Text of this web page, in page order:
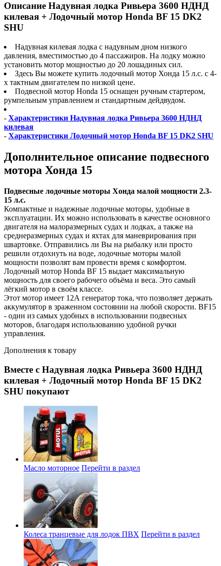
Описание Надувная лодка Ривьера 3600 НДНД
килевая + Лодочный мотор Honda BF 15 DK2
SHU
Надувная килевая лодка с надувным дном низкого
давления, вместимостью до 4 пассажиров. На лодку можно
установить мотор мощностью до 20 лошадиных сил.
Здесь Вы можете купить лодочный мотор Хонда 15 л.с. с 4-
х тактным двигателем по низкой цене.
Подвесной мотор Honda 15 оснащен ручным стартером,
румпельным управлением и стандартным дейдвудом.
- Характеристики Надувная лодка Ривьера 3600 НДНД
килевая
- Характеристики Лодочный мотор Honda BF 15 DK2 SHU
Дополнительное описание подвесного
мотора Хонда 15
Подвесные лодочные моторы Хонда малой мощности 2.3-
15 л.с.
Компактные и надежные лодочные моторы, удобные в
эксплуатации. Их можно использовать в качестве основного
двигателя на малоразмерных судах и лодках, а также на
среднеразмерных судах и яхтах для маневрирования при
швартовке. Отправились ли Вы на рыбалку или просто
решили отдохнуть на воде, лодочные моторы малой
мощности позволят вам провести время с комфортом.
Лодочный мотор Honda BF 15 выдает максимальную
мощность для своего рабочего объёма и веса. Это самый
лёгкий мотор в своём классе.
Этот мотор имеет 12А генератор тока, что позволяет держать
аккумулятор в зраженном состоянии на любой скорости. BF15
- один из самых удобных в использовании подвесных
моторов, благодаря использованию удобной ручки
управления.
Дополнения к товару
Вместе с Надувная лодка Ривьера 3600 НДНД
килевая + Лодочный мотор Honda BF 15 DK2
SHU покупают
Масло моторное Перейти в раздел
Колеса транцевые для лодок ПВХ Перейти в раздел